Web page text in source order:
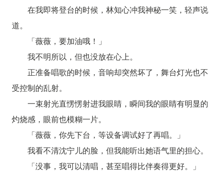
在我即将登台的时候，林知心冲我神秘一笑，轻声说
道。
「薇薇，要加油哦！」
我不明所以，但也没放在心上。
正准备唱歌的时候，音响却突然坏了，舞台灯光也不
受控制的乱射。
一束射光直愣愣射进我眼睛，瞬间我的眼睛有明显的
灼烧感，眼前也模糊一片。
「薇薇，你先下台，等设备调试好了再唱。」
我看不清沈宁儿的脸，但我能听出她语气里的担心。
「没事，我可以清唱，甚至唱得比伴奏得更好。」